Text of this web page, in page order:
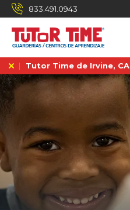
833.491.0943
Tutor Time de Irvine, CA